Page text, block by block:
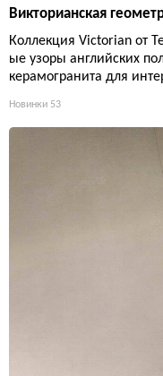
Викторианская
Коллекция Victorian от
ые узоры английских
керамогранита для
Новинки 53